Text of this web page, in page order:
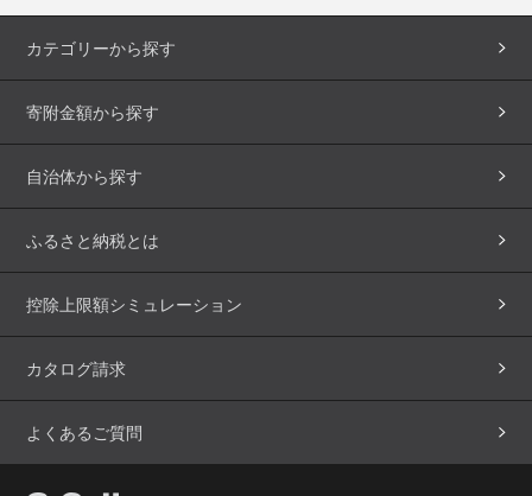
カテゴリーから探す
寄附金額から探す
自治体から探す
ふるさと納税とは
控除上限額シミュレーション
カタログ請求
よくあるご質問